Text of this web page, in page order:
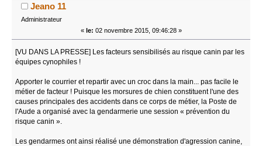
Jeano 11
Administrateur
« le: 02 novembre 2015, 09:46:28 »
[VU DANS LA PRESSE] Les facteurs sensibilisés au risque canin par les
équipes cynophiles !
Apporter le courrier et repartir avec un croc dans la main... pas facile le
métier de facteur ! Puisque les morsures de chien constituent l'une des
causes principales des accidents dans ce corps de métier, la Poste de
l'Aude a organisé avec la gendarmerie une session « prévention du
risque canin ».
Les gendarmes ont ainsi réalisé une démonstration d'agression canine,